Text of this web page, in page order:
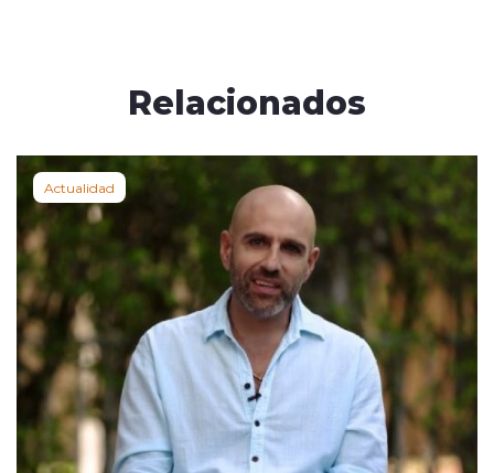
Relacionados
Actualidad